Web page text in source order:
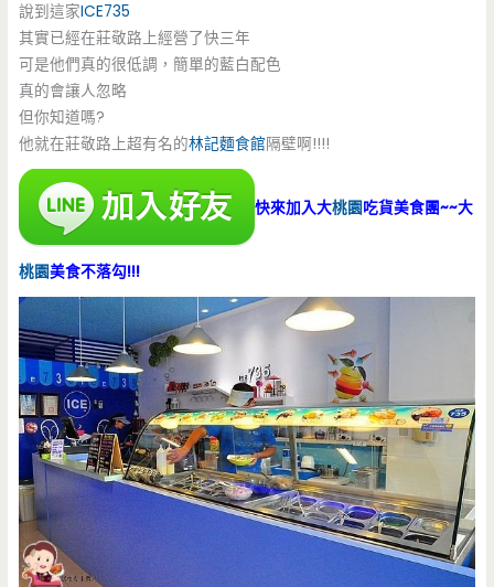
說到這家ICE735
其實已經在莊敬路上經營了快三年
可是他們真的很低調，簡單的藍白配色
真的會讓人忽略
但你知道嗎?
他就在莊敬路上超有名的林記麵食館隔壁啊!!!!
快來加入大桃園吃貨美食團~~大
桃園美食不落勾!!!